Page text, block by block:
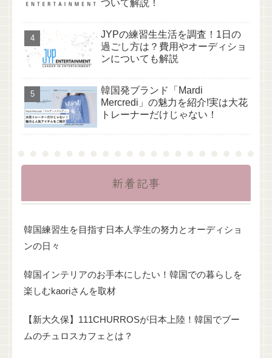
ついて解説！
JYPの練習生生活を調査！1日の
過ごし方は？費用やオーディショ
ンについても解説
韓国発ブランド「Mardi
Mercredi」の魅力を紹介!実は大花
トレーナーだけじゃない！
新着記事
韓国練習生を目指す日本人学生の努力とオーディショ
ンの日々
韓国インテリアのお手本にしたい！韓国での暮らしを
楽しむkaoriさんを取材
【新大久保】111CHURROSが日本上陸！韓国でブー
ムのチュロスカフェとは？